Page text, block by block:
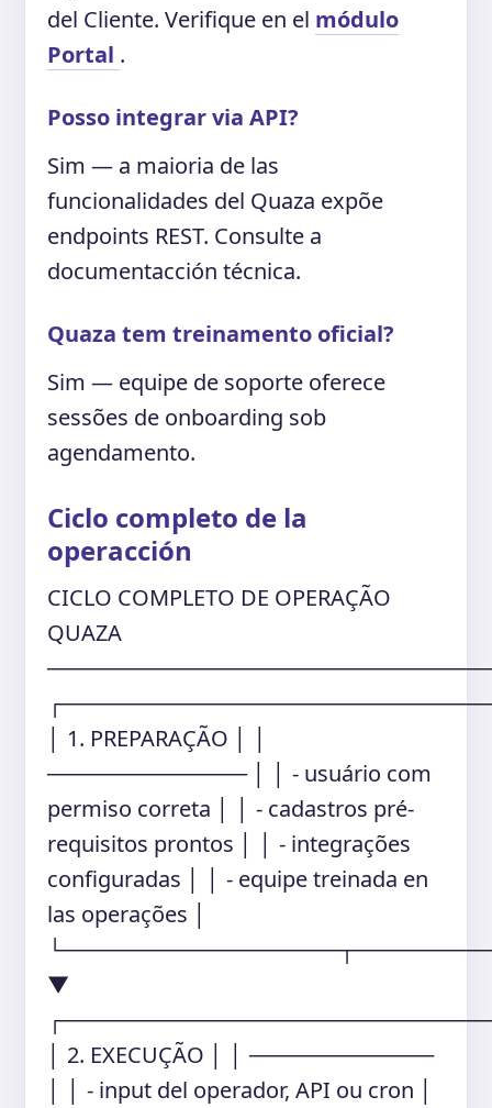
del Cliente. Verifique en el módulo
Portal .
Posso integrar via API?
Sim — a maioria de las
funcionalidades del Quaza expõe
endpoints REST. Consulte a
documentacción técnica.
Quaza tem treinamento oficial?
Sim — equipe de soporte oferece
sessões de onboarding sob
agendamento.
Ciclo completo de la
operacción
CICLO COMPLETO DE OPERAÇÃO
QUAZA
│ 1. PREPARAÇÃO │ │
───────────── │ │ - usuário com
permiso correta │ │ - cadastros pré-
requisitos prontos │ │ - integrações
configuradas │ │ - equipe treinada en
las operações │
▼
│ 2. EXECUÇÃO │ │ ────────────
│ │ - input del operador, API ou cron │